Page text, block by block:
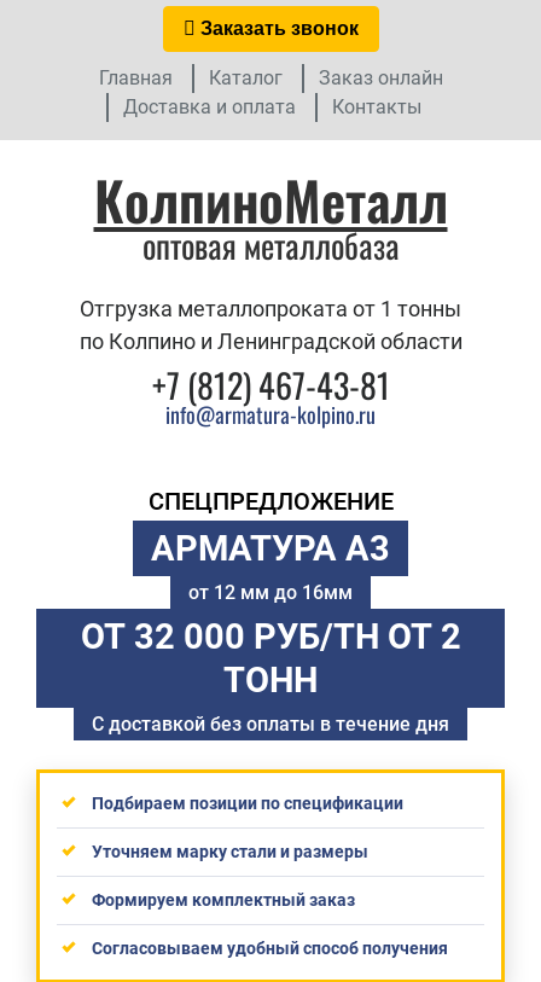
Заказать звонок
Главная Каталог
Заказ онлайн
Доставка и оплата
Контакты
КолпиноМеталл
оптовая металлобаза
Отгрузка металлопроката от 1 тонны
по Колпино и Ленинградской области
+7 (812) 467-43-81
info@armatura-kolpino.ru
СПЕЦПРЕДЛОЖЕНИЕ
АРМАТУРА А3
от 12 мм до 16мм
ОТ 32 000 РУБ/ТН ОТ 2
ТОНН
С доставкой без оплаты в течение дня
Подбираем позиции по спецификации
Уточняем марку стали и размеры
Формируем комплектный заказ
Согласовываем удобный способ получения